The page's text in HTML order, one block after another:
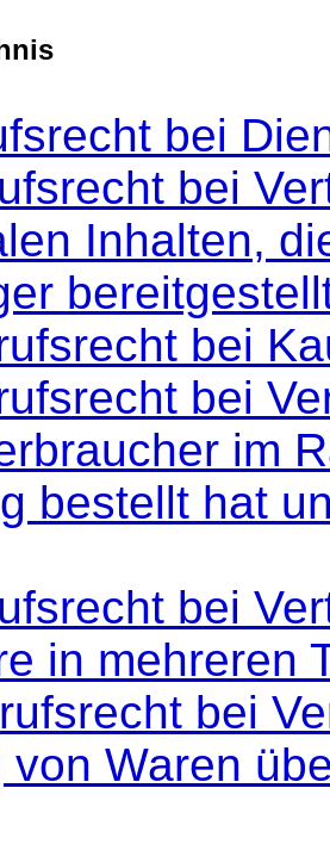
bei
bei
Inhalten,
bei
bei
im
bestellt hat
bei
in mehreren
bei
von Waren